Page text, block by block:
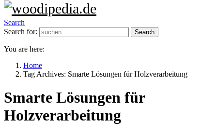
Search
Search for:
Search
You are here:
Home
Tag Archives: Smarte Lösungen für Holzverarbeitung
Smarte Lösungen für
Holzverarbeitung